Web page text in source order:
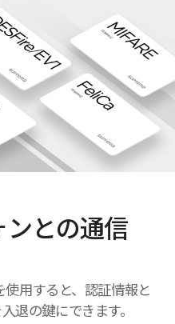
との通信
用すると、認証情報と
退の鍵にできます。